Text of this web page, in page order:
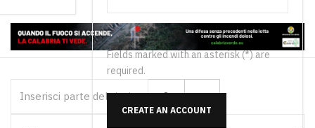
Fields marked with an asterisk (*) are
required.
CREATE AN ACCOUNT